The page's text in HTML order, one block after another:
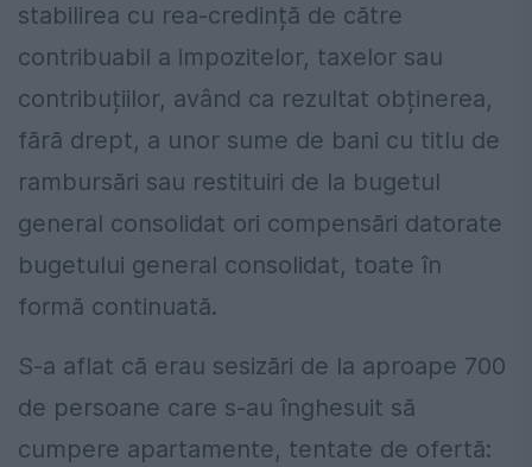
stabilirea cu rea-credință de către
contribuabil a impozitelor, taxelor sau
contribuțiilor, având ca rezultat obținerea,
fără drept, a unor sume de bani cu titlu de
rambursări sau restituiri de la bugetul
general consolidat ori compensări datorate
bugetului general consolidat, toate în
formă continuată.
S-a aflat că erau sesizări de la aproape 700
de persoane care s-au înghesuit să
cumpere apartamente, tentate de ofertă: